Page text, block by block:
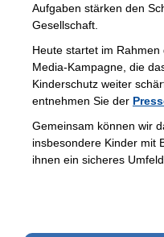
Aufgaben stärken den
Gesellschaft.
Heute startet im
Media-Kampagne, die
Kinderschutz weiter
entnehmen Sie der
Gemeinsam können wir
insbesondere Kinder mit
ihnen ein sicheres